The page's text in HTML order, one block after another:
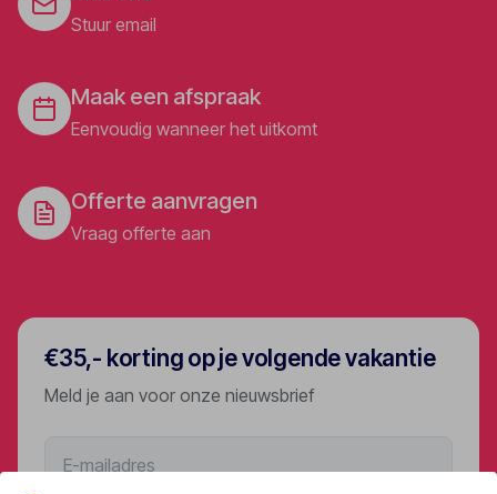
Stuur email
Maak een afspraak
Eenvoudig wanneer het uitkomt
Offerte aanvragen
Vraag offerte aan
€35,- korting op je volgende vakantie
Meld je aan voor onze nieuwsbrief